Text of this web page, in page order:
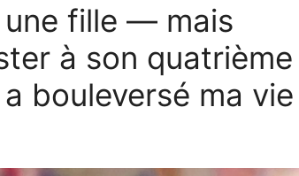
fille — mais
à son quatrième
bouleversé ma vie